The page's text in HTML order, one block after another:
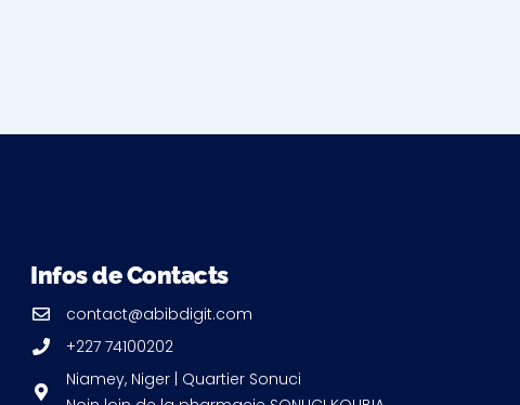
Infos de Contacts
contact@abibdigit.com
+227 74100202
Niamey, Niger | Quartier Sonuci